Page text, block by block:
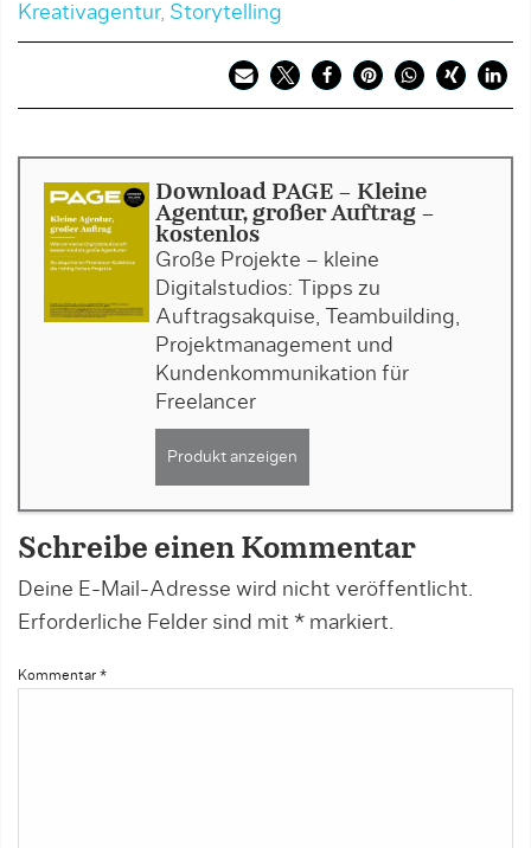
Kreativagentur, Storytelling
Download PAGE - Kleine
Agentur, großer Auftrag -
kostenlos
Große Projekte – kleine
Digitalstudios: Tipps zu
Auftragsakquise, Teambuilding,
Projektmanagement und
Kundenkommunikation für
Freelancer
Produkt anzeigen
Schreibe einen Kommentar
Deine E-Mail-Adresse wird nicht veröffentlicht.
Erforderliche Felder sind mit * markiert.
Kommentar *